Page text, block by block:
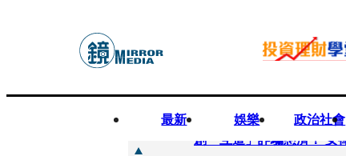
最新 娛樂 政治社會
快訊
創「互道」詐騙慈濟！ 女